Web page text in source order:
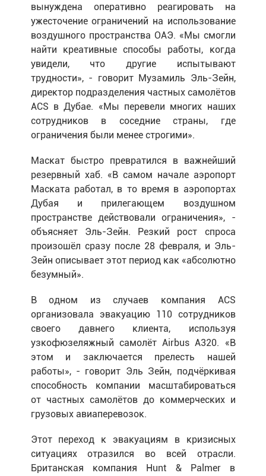
вынуждена оперативно реагировать на
ужесточение ограничений на использование
воздушного пространства ОАЭ. «Мы смогли
найти креативные способы работы, когда
увидели, что другие испытывают
трудности», - говорит Музамиль Эль-Зейн,
директор подразделения частных самолётов
ACS в Дубае. «Мы перевели многих наших
сотрудников в соседние страны, где
ограничения были менее строгими».
Маскат быстро превратился в важнейший
резервный хаб. «В самом начале аэропорт
Маската работал, в то время в аэропортах
Дубая и прилегающем воздушном
пространстве действовали ограничения», -
объясняет Эль-Зейн. Резкий рост спроса
произошёл сразу после 28 февраля, и Эль-
Зейн описывает этот период как «абсолютно
безумный».
В одном из случаев компания ACS
организовала эвакуацию 110 сотрудников
своего давнего клиента, используя
узкофюзеляжный самолёт Airbus A320. «В
этом и заключается прелесть нашей
работы», - говорит Эль Зейн, подчёркивая
способность компании масштабироваться
от частных самолётов до коммерческих и
грузовых авиаперевозок.
Этот переход к эвакуациям в кризисных
ситуациях отразился во всей отрасли.
Британская компания Hunt & Palmer в